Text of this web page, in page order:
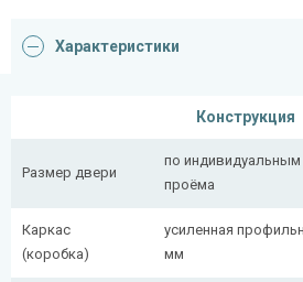
Характеристики
Конструкция
Размер двери
по
проёма
Каркас
(коробка)
усиленная
мм